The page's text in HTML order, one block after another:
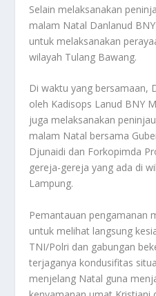
Selain melaksanakan
malam Natal Danlanud
untuk melaksanakan
wilayah Tulang Bawang.
Di waktu yang bersamaan,
oleh Kadisops Lanud BNY
juga melaksanakan
malam Natal bersama
Djunaidi dan Forkopimda
gereja-gereja yang ada di
Lampung.
Pemantauan pengamanan
untuk melihat langsung
TNI/Polri dan gabungan
terjaganya kondusifitas
menjelang Natal guna